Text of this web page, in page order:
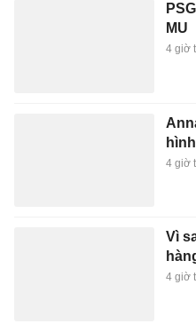
MU
4 giờ
4 giờ
Vì
4 giờ